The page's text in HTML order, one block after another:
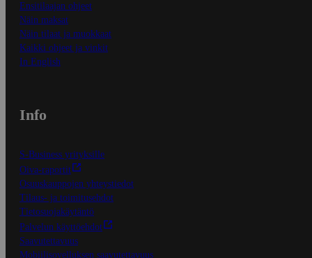
Ensitilaajan ohjeet
Näin maksat
Näin tilaat ja muokkaat
Kaikki ohjeet ja vinkit
In English
Info
S-Business yrityksille
Oiva-raportit
Osuuskauppojen yhteystiedot
Tilaus- ja toimitusehdot
Tietosuojakäytäntö
Palvelun käyttöehdot
Saavutettavuus
Mobiilisovelluksen saavutettavuus